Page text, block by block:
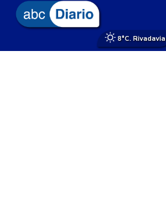
8°C. Rivadavia